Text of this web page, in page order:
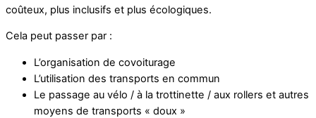
coûteux, plus inclusifs et plus écologiques.
Cela peut passer par :
L’organisation de covoiturage
L’utilisation des transports en commun
Le passage au vélo / à la trottinette / aux rollers et autres
moyens de transports « doux »